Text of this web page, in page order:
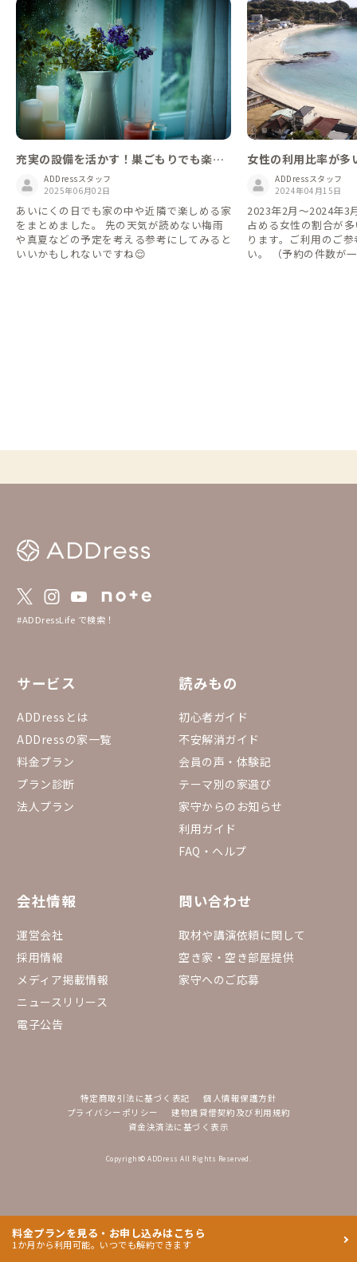
充実の設備を活かす！巣ごもりでも楽し
める家ADDressスタッフ
2025年06月02日
あいにくの日でも家の中や近隣で楽しめる家
をまとめました。 先の天気が読めない梅雨
や真夏などの予定を考える参考にしてみると
いいかもしれないですね😌
女性の利用比率が多
ADDressスタッフ
2024年04月15日
2023年2月～2024年3
占める女性の割合が
ります。ご利用のご
い。 （予約の件数が
#ADDressLife で検索！
サービス
ADDressとは
ADDressの家一覧
料金プラン
プラン診断
法人プラン
読みもの
初心者ガイド
不安解消ガイド
会員の声・体験記
テーマ別の家選び
家守からのお知らせ
利用ガイド
FAQ・ヘルプ
会社情報
運営会社
採用情報
メディア掲載情報
ニュースリリース
電子公告
問い合わせ
取材や講演依頼に関して
空き家・空き部屋提供
家守へのご応募
特定商取引法に基づく表記
個人情報保護方針
プライバシーポリシー
建物賃貸借契約及び利用規約
資金決済法に基づく表示
Copyright© ADDress All Rights Reserved.
料金プランを見る・お申し込みはこちら
1か月から利用可能。いつでも解約できます